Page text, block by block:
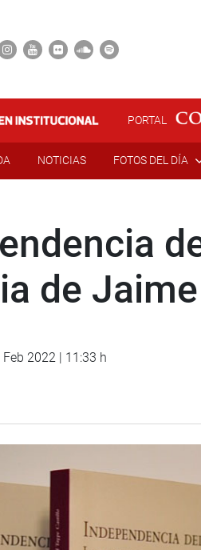
PORTAL
NOTICIAS FOTOS DEL DÍA
de
Feb 2022 | 11:33 h